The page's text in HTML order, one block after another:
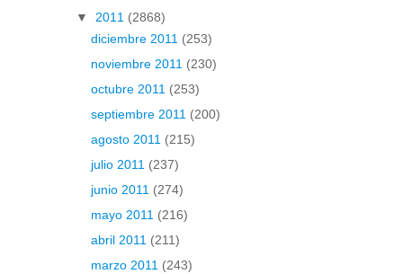
▼ 2011 (2868)
diciembre 2011 (253)
noviembre 2011 (230)
octubre 2011 (253)
septiembre 2011 (200)
agosto 2011 (215)
julio 2011 (237)
junio 2011 (274)
mayo 2011 (216)
abril 2011 (211)
marzo 2011 (243)